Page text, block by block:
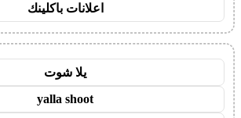
اعلانات باكلينك
يلا شوت
yalla shoot